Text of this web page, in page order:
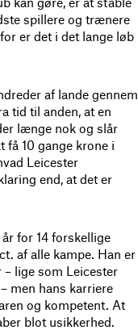
spillere og trænere
er det i det lange løb
af lande gennem
tid til anden, at en
længe nok og slår
få 10 gange krone i
Leicester
end, at det er
for 14 forskellige
af alle kampe. Han er
lige som Leicester
men hans karriere
og kompetent. At
blot usikkerhed.